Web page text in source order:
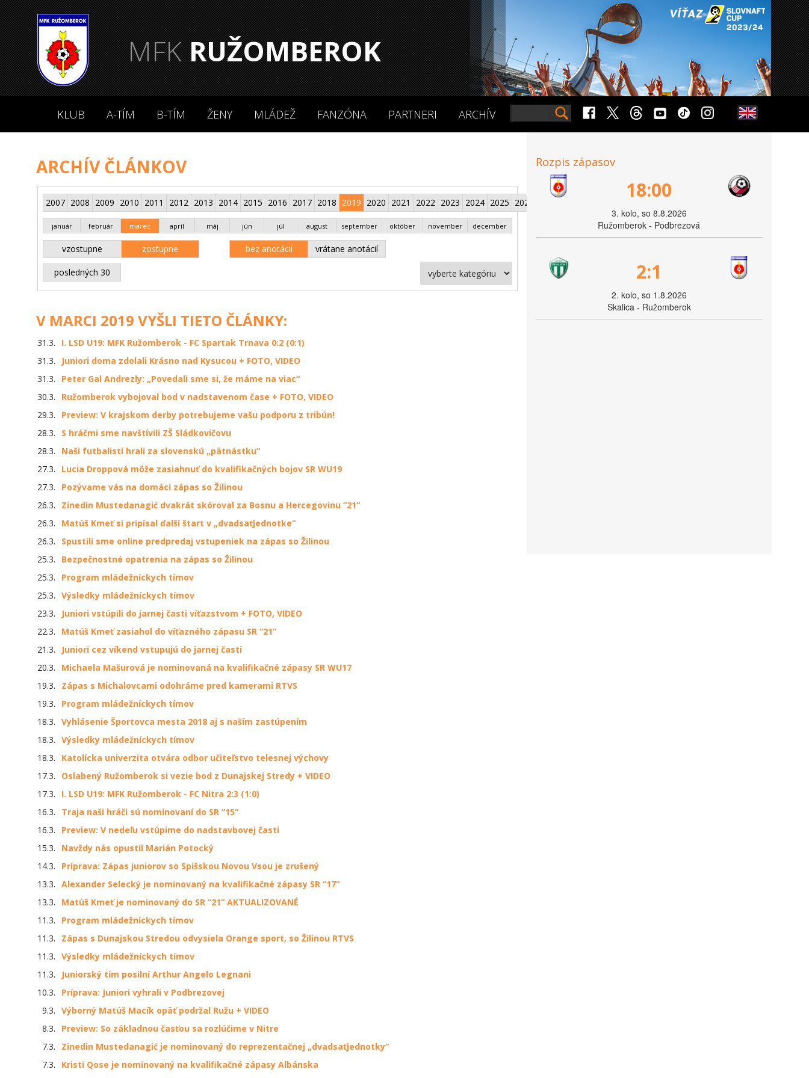
MFKRUŽOMBEROK
KLUB A-TÍM B-TÍM ŽENY MLÁDEŽ FANZÓNA PARTNERI ARCHÍV
ARCHÍV ČLÁNKOV
2007 2008 2009 2010 2011 2012 2013 2014 2015 2016 2017 2018 2019 2020 2021 2022 2023 2024 2025 2026
január február marec apríl máj jún júl august september október november december
vzostupne zostupne bez anotácií vrátane anotácií
posledných 30
V MARCI 2019 VYŠLI TIETO ČLÁNKY:
31.3.
I. LSD U19: MFK Ružomberok - FC Spartak Trnava 0:2 (0:1)
31.3.
Juniori doma zdolali Krásno nad Kysucou + FOTO, VIDEO
31.3.
Peter Gal Andrezly: „Povedali sme si, že máme na viac“
30.3.
Ružomberok vybojoval bod v nadstavenom čase + FOTO, VIDEO
29.3.
Preview: V krajskom derby potrebujeme vašu podporu z tribún!
28.3.
S hráčmi sme navštívili ZŠ Sládkovičovu
28.3.
Naši futbalisti hrali za slovenskú „pätnástku“
27.3.
Lucia Droppová môže zasiahnuť do kvalifikačných bojov SR WU19
27.3.
Pozývame vás na domáci zápas so Žilinou
26.3.
Zinedin Mustedanagić dvakrát skóroval za Bosnu a Hercegovinu “21“
26.3.
Matúš Kmeť si pripísal ďalší štart v „dvadsaťjednotke“
26.3.
Spustili sme online predpredaj vstupeniek na zápas so Žilinou
25.3.
Bezpečnostné opatrenia na zápas so Žilinou
25.3.
Program mládežníckych tímov
25.3. Výsledky mládežníckych tímov
23.3.
Juniori vstúpili do jarnej časti víťazstvom + FOTO, VIDEO
22.3.
Matúš Kmeť zasiahol do víťazného zápasu SR “21“
21.3.
Juniori cez víkend vstupujú do jarnej časti
20.3.
Michaela Mašurová je nominovaná na kvalifikačné zápasy SR WU17
19.3.
Zápas s Michalovcami odohráme pred kamerami RTVS
19.3.
Program mládežníckych tímov
18.3. Vyhlásenie Športovca mesta 2018 aj s naším zastúpením
18.3. Výsledky mládežníckych tímov
18.3.
Katolícka univerzita otvára odbor učiteľstvo telesnej výchovy
17.3.
Oslabený Ružomberok si vezie bod z Dunajskej Stredy + VIDEO
17.3.
I. LSD U19: MFK Ružomberok - FC Nitra 2:3 (1:0)
16.3.
Traja naši hráči sú nominovaní do SR “15“
16.3.
Preview: V nedeľu vstúpime do nadstavbovej časti
15.3.
Navždy nás opustil Marián Potocký
14.3.
Príprava: Zápas juniorov so Spišskou Novou Vsou je zrušený
13.3. Alexander Selecký je nominovaný na kvalifikačné zápasy SR “17“
13.3.
Matúš Kmeť je nominovaný do SR “21“ AKTUALIZOVANÉ
11.3.
Program mládežníckych tímov
11.3.
Zápas s Dunajskou Stredou odvysiela Orange sport, so Žilinou RTVS
11.3. Výsledky mládežníckych tímov
11.3.
Juniorský tím posilní Arthur Angelo Legnani
10.3.
Príprava: Juniori vyhrali v Podbrezovej
9.3. Výborný Matúš Macík opäť podržal Ružu + VIDEO
8.3.
Preview: So základnou časťou sa rozlúčime v Nitre
7.3.
Zinedin Mustedanagić je nominovaný do reprezentačnej „dvadsaťjednotky“
7.3.
Kristi Qose je nominovaný na kvalifikačné zápasy Albánska
Rozpis zápasov
18:00
3. kolo, so 8.8.2026
Ružomberok - Podbrezová
2:1
2. kolo, so 1.8.2026
Skalica - Ružomberok